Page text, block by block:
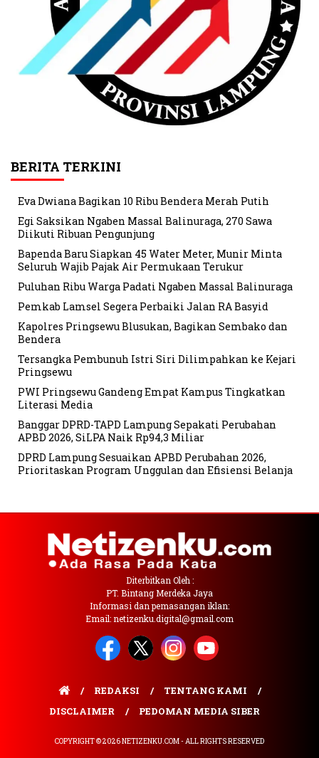
BERITA TERKINI
Eva Dwiana Bagikan 10 Ribu Bendera Merah Putih
Egi Saksikan Ngaben Massal Balinuraga, 270 Sawa
Diikuti Ribuan Pengunjung
Bapenda Baru Siapkan 45 Water Meter, Munir Minta
Seluruh Wajib Pajak Air Permukaan Terukur
Puluhan Ribu Warga Padati Ngaben Massal Balinuraga
Pemkab Lamsel Segera Perbaiki Jalan RA Basyid
Kapolres Pringsewu Blusukan, Bagikan Sembako dan
Bendera
Tersangka Pembunuh Istri Siri Dilimpahkan ke Kejari
Pringsewu
PWI Pringsewu Gandeng Empat Kampus Tingkatkan
Literasi Media
Banggar DPRD-TAPD Lampung Sepakati Perubahan
APBD 2026, SiLPA Naik Rp94,3 Miliar
DPRD Lampung Sesuaikan APBD Perubahan 2026,
Prioritaskan Program Unggulan dan Efisiensi Belanja
Diterbitkan Oleh :
PT. Bintang Merdeka Jaya
Informasi dan pemasangan iklan:
Email: netizenku.digital@gmail.com
REDAKSI
TENTANG KAMI
DISCLAIMER
PEDOMAN MEDIA SIBER
COPYRIGHT © 2026 NETIZENKU.COM - ALL RIGHTS RESERVED